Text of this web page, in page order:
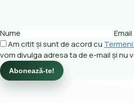
Nume
Email
Am citit și sunt de acord cu
vom divulga adresa ta de e-mail și nu
Abonează-te!